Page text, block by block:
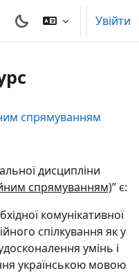
Увійти
спрямуванням
дисципліни
спрямуванням)” є:
комунікативної
спілкування як у
умінь і
українською мовою